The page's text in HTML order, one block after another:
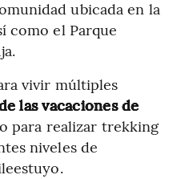
ubicada en la
como el Parque
vivir múltiples
las vacaciones de
para realizar trekking
niveles de